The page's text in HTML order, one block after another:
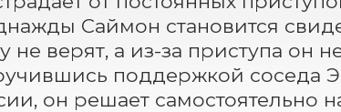
Саймон становится
верят, а из-за приступа он
поддержкой соседа
он решает самостоятельно